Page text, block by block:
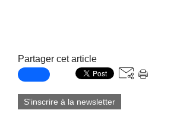
Partager cet article
S'inscrire à la newsletter